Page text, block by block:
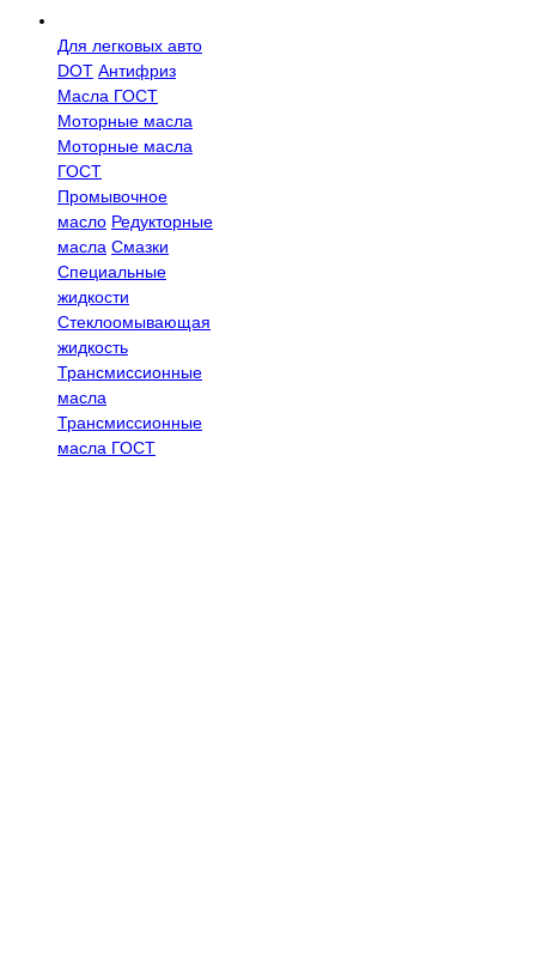
Для легковых авто
DOT Антифриз
Масла ГОСТ
Моторные масла
Моторные масла
ГОСТ
Промывочное
масло Редукторные
масла Смазки
Специальные
жидкости
Стеклоомывающая
жидкость
Трансмиссионные
масла
Трансмиссионные
масла ГОСТ